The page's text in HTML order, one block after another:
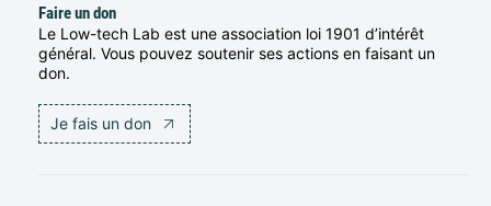
Faire un don
Le Low-tech Lab est une association loi 1901 d’intérêt
général. Vous pouvez soutenir ses actions en faisant un
don.
Je fais un don